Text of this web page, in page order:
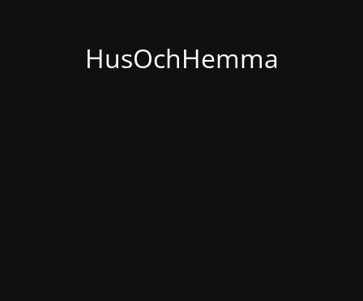
HusOchHemma